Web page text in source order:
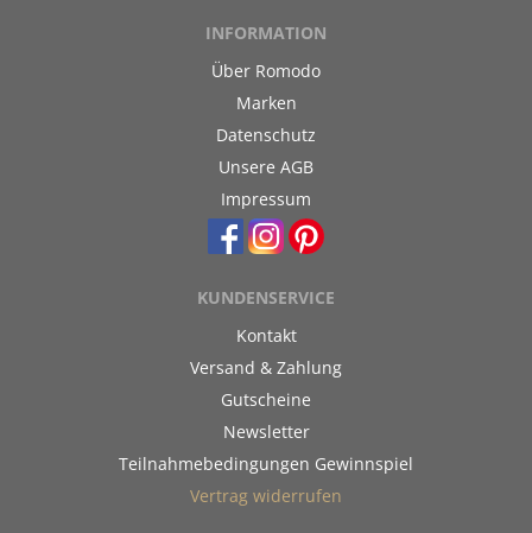
INFORMATION
Über Romodo
Marken
Datenschutz
Unsere AGB
Impressum
KUNDENSERVICE
Kontakt
Versand & Zahlung
Gutscheine
Newsletter
Teilnahmebedingungen Gewinnspiel
Vertrag widerrufen